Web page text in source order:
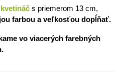
s priemerom 13 cm,
farbou a veľkosťou dopĺňať.
vo viacerých farebných